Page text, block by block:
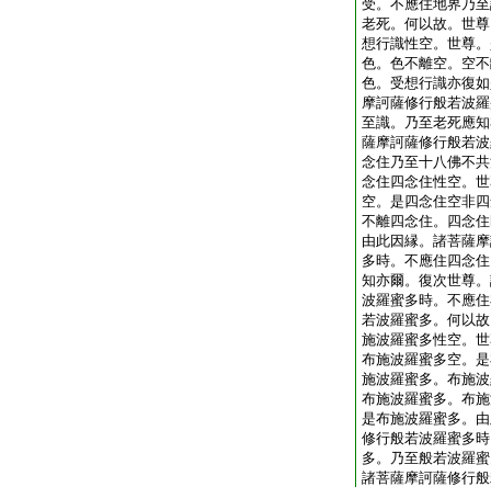
受。不應住地界乃
老死。何以故。世
想行識性空。世尊
色。色不離空。空
色。受想行識亦復
摩訶薩修行般若波
至識。乃至老死應
薩摩訶薩修行般若
念住乃至十八佛不
念住四念住性空。
空。是四念住空非
不離四念住。四念
由此因縁。諸菩薩
多時。不應住四念
知亦爾。復次世尊
波羅蜜多時。不應
若波羅蜜多。何以
施波羅蜜多性空。
布施波羅蜜多空。
施波羅蜜多。布施
布施波羅蜜多。布
是布施波羅蜜多。
修行般若波羅蜜多
多。乃至般若波羅
諸菩薩摩訶薩修行